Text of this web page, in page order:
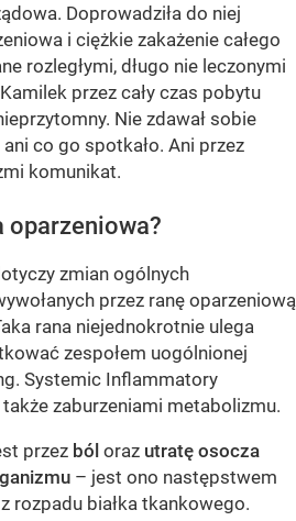
Doprowadziła do niej
i ciężkie zakażenie całego
rozległymi, długo nie leczonymi
przez cały czas pobytu
Nie zdawał sobie
co go spotkało. Ani przez
komunikat.
oparzeniowa?
zmian ogólnych
przez ranę oparzeniową
rana niejednokrotnie ulega
zespołem uogólnionej
Systemic Inflammatory
zaburzeniami metabolizmu.
przez ból oraz utratę osocza
– jest ono następstwem
rozpadu białka tkankowego.